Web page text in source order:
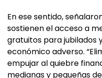
En ese sentido,
sostienen el acceso a
gratuitos para jubilados
económico adverso.
empujar al quiebre
medianas y pequeñas